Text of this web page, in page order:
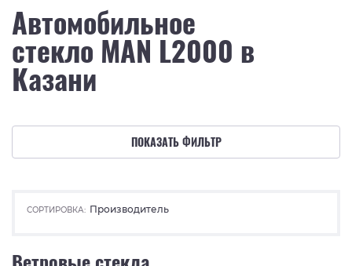
Автомобильное
стекло MAN L2000 в
Казани
ПОКАЗАТЬ ФИЛЬТР
СОРТИРОВКА: Производитель